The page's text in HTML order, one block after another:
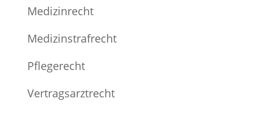
Medizinrecht
Medizinstrafrecht
Pflegerecht
Vertragsarztrecht